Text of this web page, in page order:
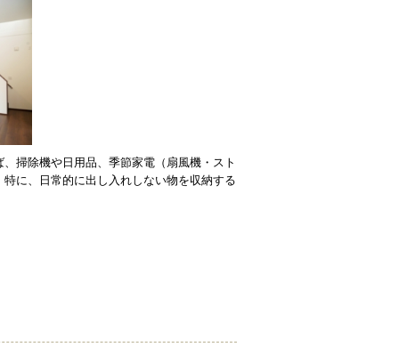
掃除機や日用品、季節家電（扇風機・スト
に、日常的に出し入れしない物を収納する